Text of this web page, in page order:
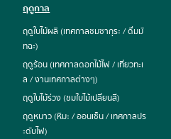
ฤดูกาล
ฤดูใบไม้ผลิ (เทศกาลชมซากุระ / ดื่มมั
ทฉะ)
ฤดูร้อน (เทศกาลดอกไม้ไฟ / เที่ยวทะเ
ล / งานเทศกาลต่างๆ)
ฤดูใบไม้ร่วง (ชมใบไม้เปลี่ยนสี)
ฤดูหนาว (หิมะ / ออนเซ็น / เทศกาลปร
ะดับไฟ)